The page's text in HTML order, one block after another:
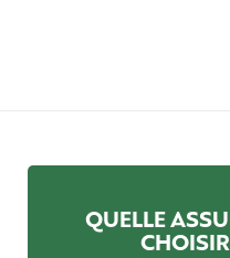
QUELLE